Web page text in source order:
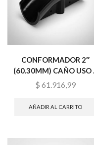
CONFORMADOR 2″
(60.30MM) CAÑO USO ...
$ 61.916,99
AÑADIR AL CARRITO